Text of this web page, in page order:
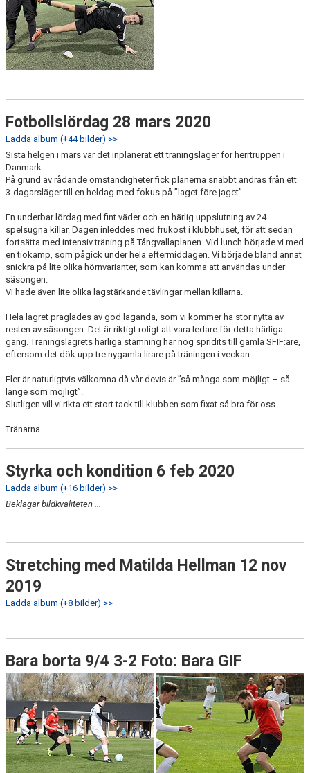
Fotbollslördag 28 mars 2020
Ladda album (+44 bilder) >>
Sista helgen i mars var det inplanerat ett träningsläger för herrtruppen i
Danmark.
På grund av rådande omständigheter fick planerna snabbt ändras från ett
3-dagarsläger till en heldag med fokus på ”laget före jaget”.
En underbar lördag med fint väder och en härlig uppslutning av 24
spelsugna killar. Dagen inleddes med frukost i klubbhuset, för att sedan
fortsätta med intensiv träning på Tångvallaplanen. Vid lunch började vi med
en tiokamp, som pågick under hela eftermiddagen. Vi började bland annat
snickra på lite olika hörnvarianter, som kan komma att användas under
säsongen.
Vi hade även lite olika lagstärkande tävlingar mellan killarna.
Hela lägret präglades av god laganda, som vi kommer ha stor nytta av
resten av säsongen. Det är riktigt roligt att vara ledare för detta härliga
gäng. Träningslägrets härliga stämning har nog spridits till gamla SFIF:are,
eftersom det dök upp tre nygamla lirare på träningen i veckan.
Fler är naturligtvis välkomna då vår devis är ”så många som möjligt – så
länge som möjligt”.
Slutligen vill vi rikta ett stort tack till klubben som fixat så bra för oss.
Tränarna
Styrka och kondition 6 feb 2020
Ladda album (+16 bilder) >>
Beklagar bildkvaliteten ...
Stretching med Matilda Hellman 12 nov
2019
Ladda album (+8 bilder) >>
Bara borta 9/4 3-2 Foto: Bara GIF